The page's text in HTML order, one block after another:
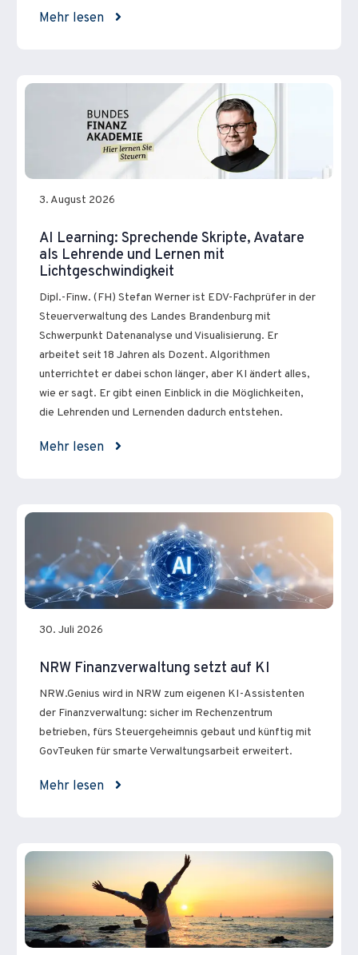
Mehr lesen
3. August 2026
AI Learning: Sprechende Skripte, Avatare
als Lehrende und Lernen mit
Lichtgeschwindigkeit
Dipl.-Finw. (FH) Stefan Werner ist EDV-Fachprüfer in der
Steuerverwaltung des Landes Brandenburg mit
Schwerpunkt Datenanalyse und Visualisierung. Er
arbeitet seit 18 Jahren als Dozent. Algorithmen
unterrichtet er dabei schon länger, aber KI ändert alles,
wie er sagt. Er gibt einen Einblick in die Möglichkeiten,
die Lehrenden und Lernenden dadurch entstehen.
Mehr lesen
30. Juli 2026
NRW Finanzverwaltung setzt auf KI
NRW.Genius wird in NRW zum eigenen KI-Assistenten
der Finanzverwaltung: sicher im Rechenzentrum
betrieben, fürs Steuergeheimnis gebaut und künftig mit
GovTeuken für smarte Verwaltungsarbeit erweitert.
Mehr lesen